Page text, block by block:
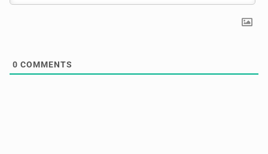
0 COMMENTS